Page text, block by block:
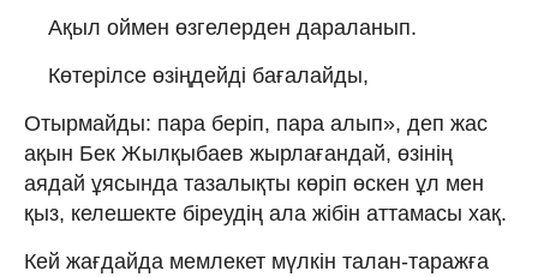
Ақыл оймен өзгелерден дараланып.
Көтерілсе өзіңдейді бағалайды,
Отырмайды: пара беріп, пара алып», деп жас
ақын Бек Жылқыбаев жырлағандай, өзінің
аядай ұясында тазалықты көріп өскен ұл мен
қыз, келешекте біреудің ала жібін аттамасы хақ.
Кей жағдайда мемлекет мүлкін талан-таражға